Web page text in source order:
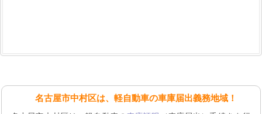
名古屋市中村区は、軽自動車の車庫届出義務地域！